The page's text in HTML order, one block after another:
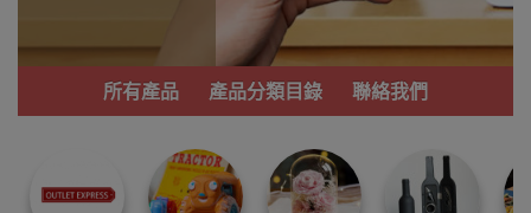
功能齊備的產
品。
我們每月會固定
尋找最更新、最
潮、有特色而且
優惠的優質產
所有產品 產品分類目錄 聯絡我們